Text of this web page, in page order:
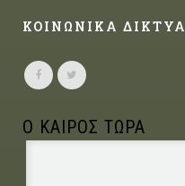
ΚΟΙΝΩΝΙΚΑ ΔΙΚΤΥΑ
Ο ΚΑΙΡΟΣ ΤΩΡΑ